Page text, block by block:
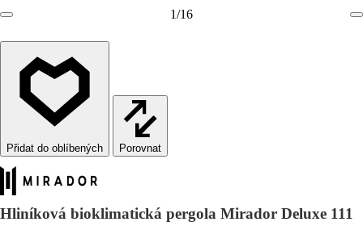
1/16
Porovnat
Hliníková bioklimatická pergola Mirador Deluxe 111